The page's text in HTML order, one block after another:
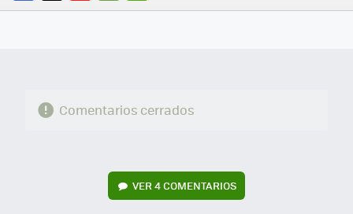
FACEBOOK
TWITTERFLIPBOARD
E-
WHATSAPP
Comentarios cerrados
VER 4 COMENTARIOS